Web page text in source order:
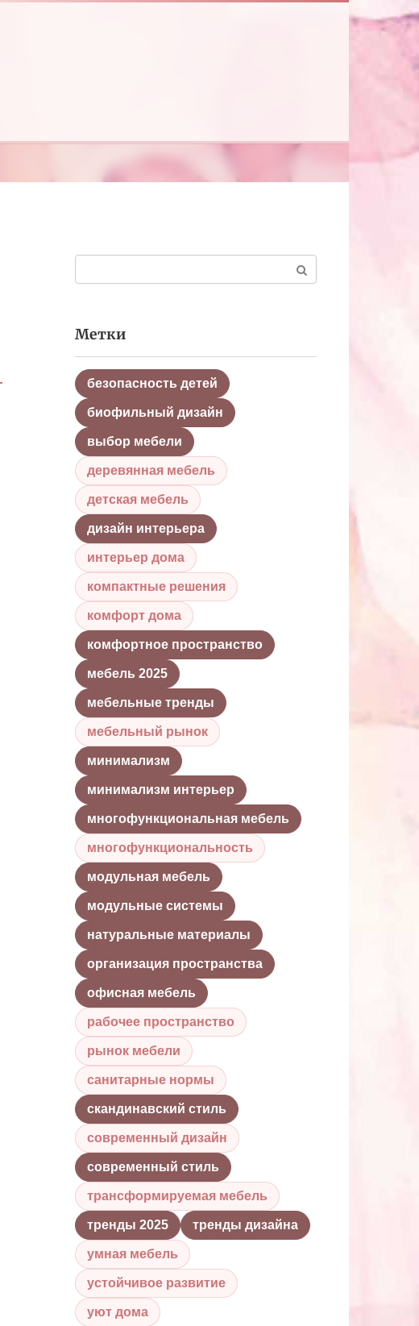
Метки
безопасность детей
биофильный дизайн
выбор мебели
деревянная мебель
детская мебель
дизайн интерьера
интерьер дома
компактные решения
комфорт дома
комфортное пространство
мебель 2025
мебельные тренды
мебельный рынок
минимализм
минимализм интерьер
многофункциональная мебель
многофункциональность
модульная мебель
модульные системы
натуральные материалы
организация пространства
офисная мебель
рабочее пространство
рынок мебели
санитарные нормы
скандинавский стиль
современный дизайн
современный стиль
трансформируемая мебель
тренды 2025 тренды дизайна
умная мебель
устойчивое развитие
уют дома